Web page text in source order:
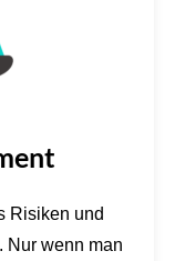
Risiken und
Nur wenn man